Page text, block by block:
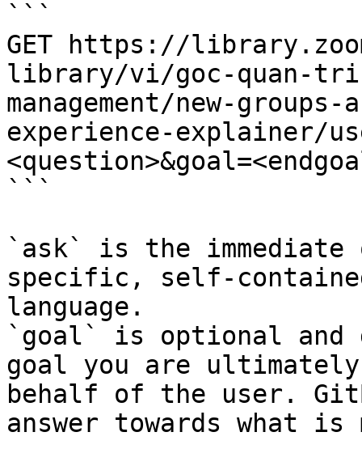
```
GET https://
library/vi/goc-quan-tri-
management/new-
experience-explainer/
```
`ask` is the
specific, self-
language.
`goal` is optional and
goal you are
behalf of the user.
answer towards what